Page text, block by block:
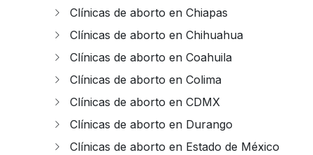
Clínicas de aborto en Chiapas
Clínicas de aborto en Chihuahua
Clínicas de aborto en Coahuila
Clínicas de aborto en Colima
Clínicas de aborto en CDMX
Clínicas de aborto en Durango
Clínicas de aborto en Estado de México